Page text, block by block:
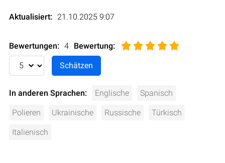
Aktualisiert: 21.10.2025 9:07
Bewertungen: 4 Bewertung:
In anderen Sprachen: Englische Spanisch
Polieren Ukrainische Russische Türkisch
Italienisch